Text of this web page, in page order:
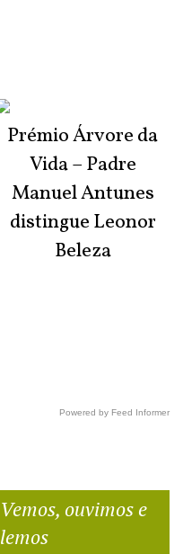
Prémio Árvore da
Vida – Padre
Manuel Antunes
distingue Leonor
Beleza
Powered by Feed Informer
Vemos, ouvimos e
lemos